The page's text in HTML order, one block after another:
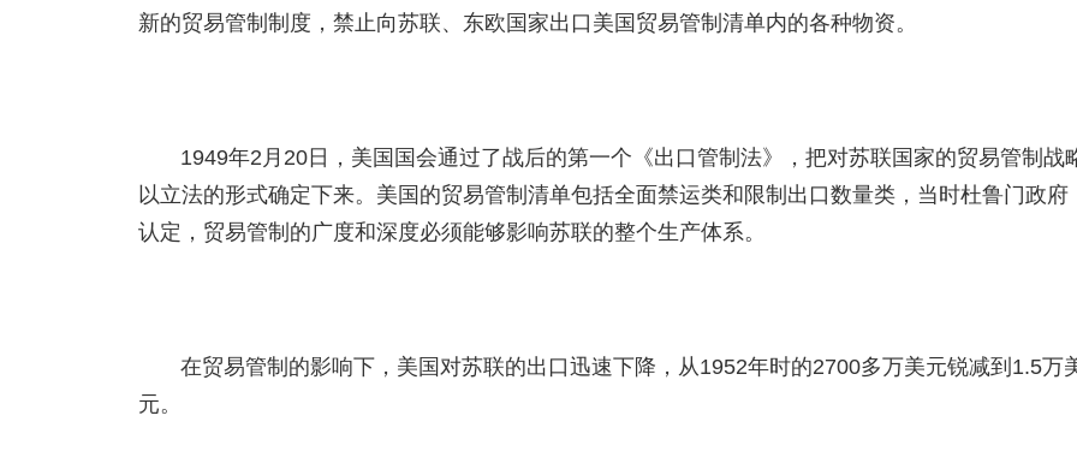
新的贸易管制制度，禁止向苏联、东欧国家出口美国贸易管制清单内的各种物资。
1949年2月20日，美国国会通过了战后的第一个《出口管制法》，把对苏联国家的贸易管制战
以立法的形式确定下来。美国的贸易管制清单包括全面禁运类和限制出口数量类，当时杜鲁门政府
认定，贸易管制的广度和深度必须能够影响苏联的整个生产体系。
在贸易管制的影响下，美国对苏联的出口迅速下降，从1952年时的2700多万美元锐减到1.5万
元。